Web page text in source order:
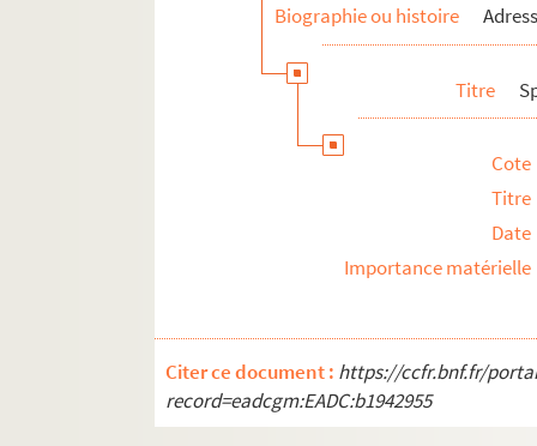
Biographie ou histoire
Titre
Cote
Titre
Date
Importance matérielle
Citer ce document : https://ccfr.bnf.fr/
record=eadcgm:EADC:b1942955